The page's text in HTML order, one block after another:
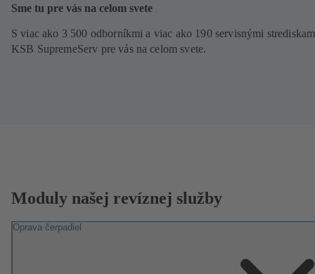
Sme tu pre vás na celom svete
S viac ako 3 500 odborníkmi a viac ako 190 servisnými
KSB SupremeServ pre vás na celom svete.
Moduly našej revíznej služby
Oprava čerpadiel